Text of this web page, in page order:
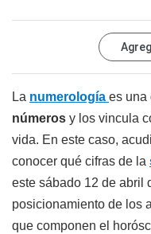
La numerología es una
números y los vincula
vida. En este caso,
conocer qué cifras de la
este sábado 12 de abril
posicionamiento de los
que componen el